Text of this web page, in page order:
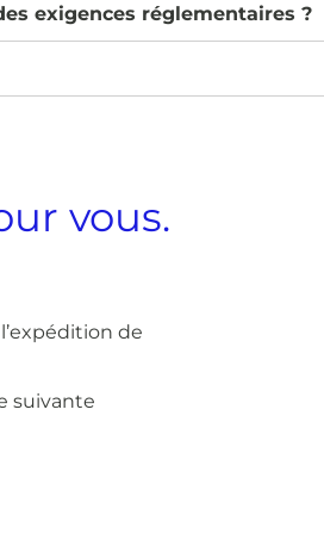
exigences réglementaires ?
vous.
de
suivante